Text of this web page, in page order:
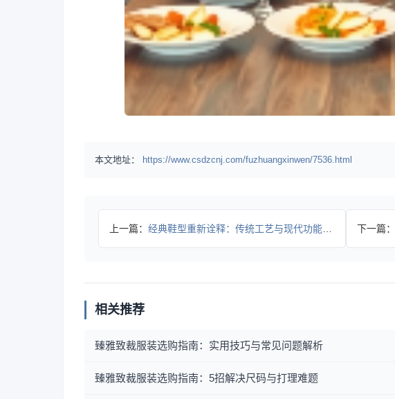
本文地址： https://www.csdzcnj.com/fuzhuangxinwen/7536.html
上一篇： 经典鞋型重新诠释：传统工艺与现代功能的完美融合 下一篇：
相关推荐
臻雅致裁服装选购指南：实用技巧与常见问题解析
臻雅致裁服装选购指南：5招解决尺码与打理难题